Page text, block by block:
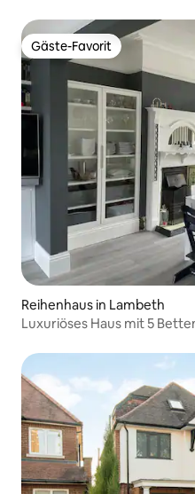
Gäste-Favorit
Gäste-Favorit
Reihenhaus in Lambeth
Luxuriöses Haus mit 5